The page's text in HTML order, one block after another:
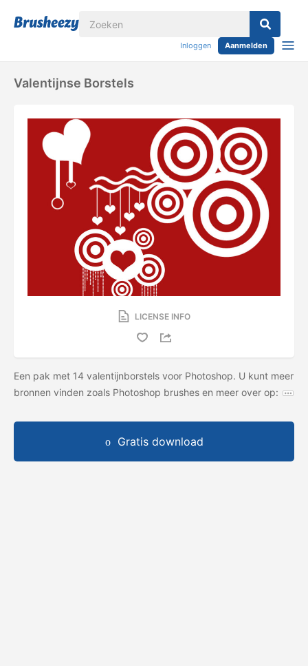
Inloggen Aanmelden
Valentijnse Borstels
LICENSE INFO
Een pak met 14 valentijnborstels voor Photoshop. U kunt meer
bronnen vinden zoals Photoshop brushes en meer over op:
Gratis download